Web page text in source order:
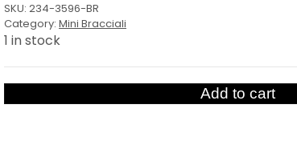
SKU: 234-3596-BR
Category: Mini Bracciali
1 in stock
Add to cart